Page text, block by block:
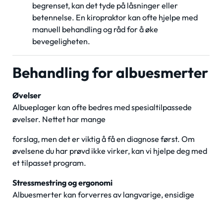
begrenset, kan det tyde på låsninger eller
betennelse. En kiropraktor kan ofte hjelpe med
manuell behandling og råd for å øke
bevegeligheten.
Behandling for albuesmerter
Øvelser
Albueplager kan ofte bedres med spesialtilpassede
øvelser. Nettet har mange
forslag, men det er viktig å få en diagnose først. Om
øvelsene du har prøvd ikke virker, kan vi hjelpe deg med
et tilpasset program.
Stressmestring og ergonomi
Albuesmerter kan forverres av langvarige, ensidige